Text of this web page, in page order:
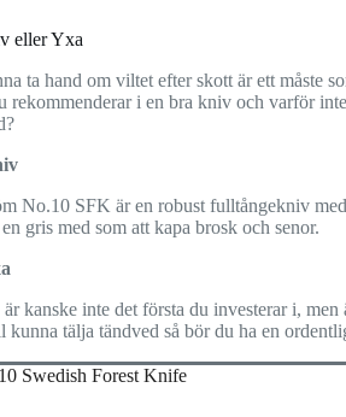
eller Yxa
ta hand om viltet efter skott är ett måste
rekommenderar i en bra kniv och varför
No.10 SFK är en robust fulltångekniv
gris med som att kapa brosk och senor.
kanske inte det första du investerar i,
kunna tälja tändved så bör du ha en